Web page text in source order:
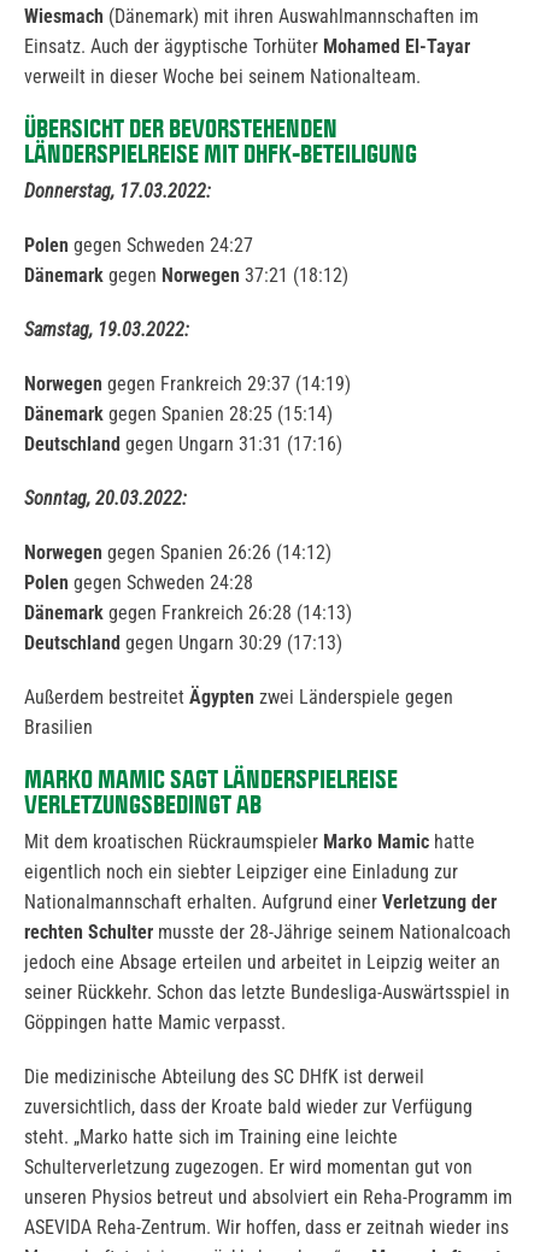
Wiesmach (Dänemark) mit ihren Auswahlmannschaften im
Einsatz. Auch der ägyptische Torhüter Mohamed El-Tayar
verweilt in dieser Woche bei seinem Nationalteam.
ÜBERSICHT DER BEVORSTEHENDEN
LÄNDERSPIELREISE MIT DHFK-BETEILIGUNG
Donnerstag, 17.03.2022:
Polen gegen Schweden 24:27
Dänemark gegen Norwegen 37:21 (18:12)
Samstag, 19.03.2022:
Norwegen gegen Frankreich 29:37 (14:19)
Dänemark gegen Spanien 28:25 (15:14)
Deutschland gegen Ungarn 31:31 (17:16)
Sonntag, 20.03.2022:
Norwegen gegen Spanien 26:26 (14:12)
Polen gegen Schweden 24:28
Dänemark gegen Frankreich 26:28 (14:13)
Deutschland gegen Ungarn 30:29 (17:13)
Außerdem bestreitet Ägypten zwei Länderspiele gegen
Brasilien
MARKO MAMIC SAGT LÄNDERSPIELREISE
VERLETZUNGSBEDINGT AB
Mit dem kroatischen Rückraumspieler Marko Mamic hatte
eigentlich noch ein siebter Leipziger eine Einladung zur
Nationalmannschaft erhalten. Aufgrund einer Verletzung der
rechten Schulter musste der 28-Jährige seinem Nationalcoach
jedoch eine Absage erteilen und arbeitet in Leipzig weiter an
seiner Rückkehr. Schon das letzte Bundesliga-Auswärtsspiel in
Göppingen hatte Mamic verpasst.
Die medizinische Abteilung des SC DHfK ist derweil
zuversichtlich, dass der Kroate bald wieder zur Verfügung
steht. „Marko hatte sich im Training eine leichte
Schulterverletzung zugezogen. Er wird momentan gut von
unseren Physios betreut und absolviert ein Reha-Programm im
ASEVIDA Reha-Zentrum. Wir hoffen, dass er zeitnah wieder ins